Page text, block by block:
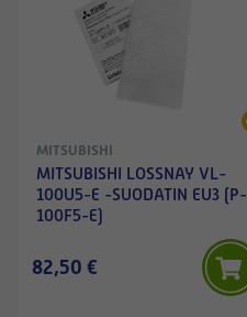
MITSUBISHI
MITSUBISHI LOSSNAY VL-
100U5-E -SUODATIN EU3 (P-
100F5-E)
82,50 €